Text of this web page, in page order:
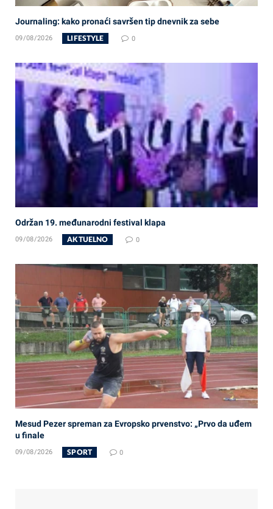
Journaling: kako pronaći savršen tip dnevnik za sebe
09/08/2026 LIFESTYLE 0
Održan 19. međunarodni festival klapa
09/08/2026 AKTUELNO 0
Mesud Pezer spreman za Evropsko prvenstvo: „Prvo da uđem
u finale
09/08/2026 SPORT 0